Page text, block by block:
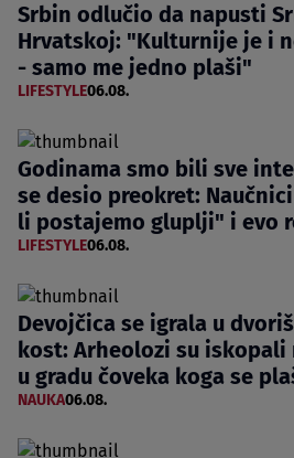
Srbin odlučio da napusti
Hrvatskoj: "Kulturnije je i
- samo me jedno plaši"
LIFESTYLE06.08.
Godinama smo bili sve
se desio preokret:
li postajemo gluplji" i evo
LIFESTYLE06.08.
Devojčica se igrala u
kost: Arheolozi su iskopali
u gradu čoveka koga se
NAUKA06.08.